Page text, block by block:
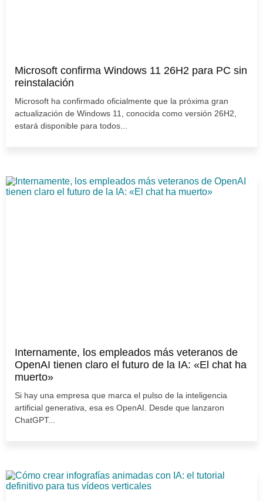
Microsoft confirma Windows 11 26H2 para PC sin
reinstalación
Microsoft ha confirmado oficialmente que la próxima gran
actualización de Windows 11, conocida como versión 26H2,
estará disponible para todos...
Internamente, los empleados más veteranos de
OpenAI tienen claro el futuro de la IA: «El chat ha
muerto»
Si hay una empresa que marca el pulso de la inteligencia
artificial generativa, esa es OpenAI. Desde que lanzaron
ChatGPT...